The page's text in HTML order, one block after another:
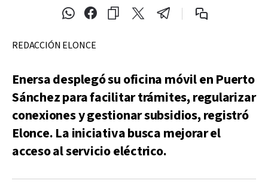
REDACCIÓN ELONCE
Enersa desplegó su oficina móvil en Puerto
Sánchez para facilitar trámites, regularizar
conexiones y gestionar subsidios, registró
Elonce. La iniciativa busca mejorar el
acceso al servicio eléctrico.